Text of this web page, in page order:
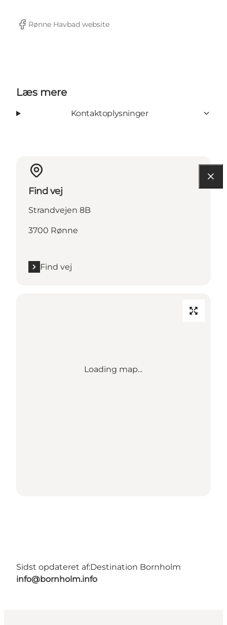
Facebook
Rønne Havbad website
Læs mere
Kontaktoplysninger
Find vej
Strandvejen 8B
3700 Rønne
Find vej
Loading map...
Sidst opdateret af:Destination Bornholm
info@bornholm.info